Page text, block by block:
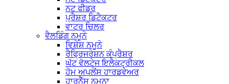
ਨਟ ਫੀਡਰ
ਪ੍ਰੈਸ਼ਰ ਡਿਟੈਕਟਰ
ਵਾਟਰ ਚਿਲਰ
ਵੈਲਡਿੰਗ ਨਮੂਨੇ
ਵਿਸ਼ੇਸ਼ ਨਮੂਨੇ
ਰੈਫ੍ਰਿਜਰੇਸ਼ਨ ਕੰਪ੍ਰੈਸ਼ਰ
ਘੱਟ ਵੋਲਟੇਜ ਇਲੈਕਟ੍ਰੀਕਲ
ਹੋਮ ਅਪਲੇਂਸ ਹਾਰਡਵੇਅਰ
ਹਾਰਨੈੱਸ ਨਮੂਨਾ